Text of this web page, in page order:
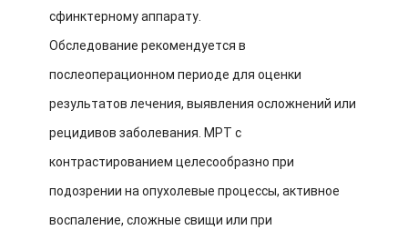
сфинктерному аппарату.
Обследование рекомендуется в
послеоперационном периоде для оценки
результатов лечения, выявления осложнений или
рецидивов заболевания. МРТ с
контрастированием целесообразно при
подозрении на опухолевые процессы, активное
воспаление, сложные свищи или при